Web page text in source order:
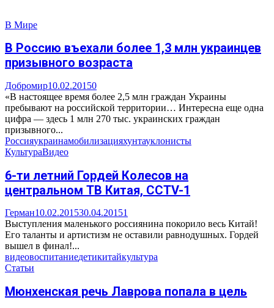
В Мире
В Россию въехали более 1,3 млн украинцев
призывного возраста
Добромир10.02.20150
«В настоящее время более 2,5 млн граждан Украины
пребывают на российской территории… Интересна еще одна
цифра — здесь 1 млн 270 тыс. украинских граждан
призывного...
Россияукраинамобилизацияхунтауклонисты
КультураВидео
6-ти летний Гордей Колесов на
центральном ТВ Китая, CCTV-1
Герман10.02.201530.04.20151
Выступления маленького россиянина покорило весь Китай!
Его таланты и артистизм не оставили равнодушных. Гордей
вышел в финал!...
видеовоспитаниедетикитайкультура
Статьи
Мюнхенская речь Лаврова попала в цель